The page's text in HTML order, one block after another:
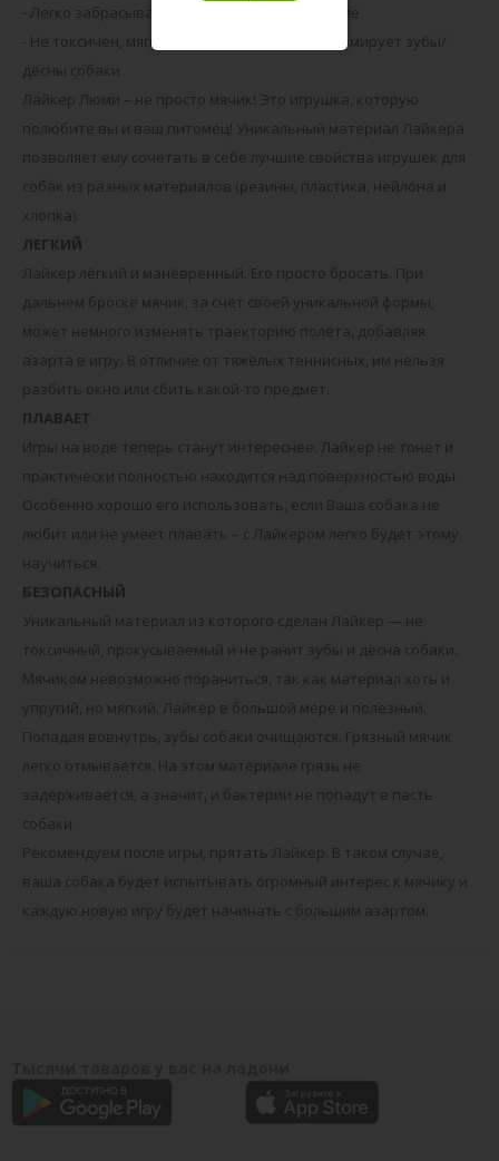
- Легко забрасывается на большое расстояние
- Не токсичен, мягко прокусывается и не травмирует зубы/
дёсны собаки
Лайкер Люми – не просто мячик! Это игрушка, которую
полюбите вы и ваш питомец! Уникальный материал Лайкера
позволяет ему сочетать в себе лучшие свойства игрушек для
собак из разных материалов (резины, пластика, нейлона и
хлопка).
ЛЕГКИЙ
Лайкер лёгкий и манёвренный. Его просто бросать. При
дальнем броске мячик, за счёт своей уникальной формы,
может немного изменять траекторию полёта, добавляя
азарта в игру. В отличие от тяжёлых теннисных, им нельзя
разбить окно или сбить какой-то предмет.
ПЛАВАЕТ
Игры на воде теперь станут интереснее. Лайкер не тонет и
практически полностью находится над поверхностью воды.
Особенно хорошо его использовать, если Ваша собака не
любит или не умеет плавать – с Лайкером легко будет этому
научиться.
БЕЗОПАСНЫЙ
Уникальный материал из которого сделан Лайкер — не
токсичный, прокусываемый и не ранит зубы и дёсна собаки.
Мячиком невозможно пораниться, так как материал хоть и
упругий, но мягкий. Лайкер в большой мере и полезный.
Попадая вовнутрь, зубы собаки очищаются. Грязный мячик
легко отмывается. На этом материале грязь не
задерживается, а значит, и бактерии не попадут в пасть
собаки.
Рекомендуем после игры, прятать Лайкер. В таком случае,
ваша собака будет испытывать огромный интерес к мячику и
каждую новую игру будет начинать с большим азартом.